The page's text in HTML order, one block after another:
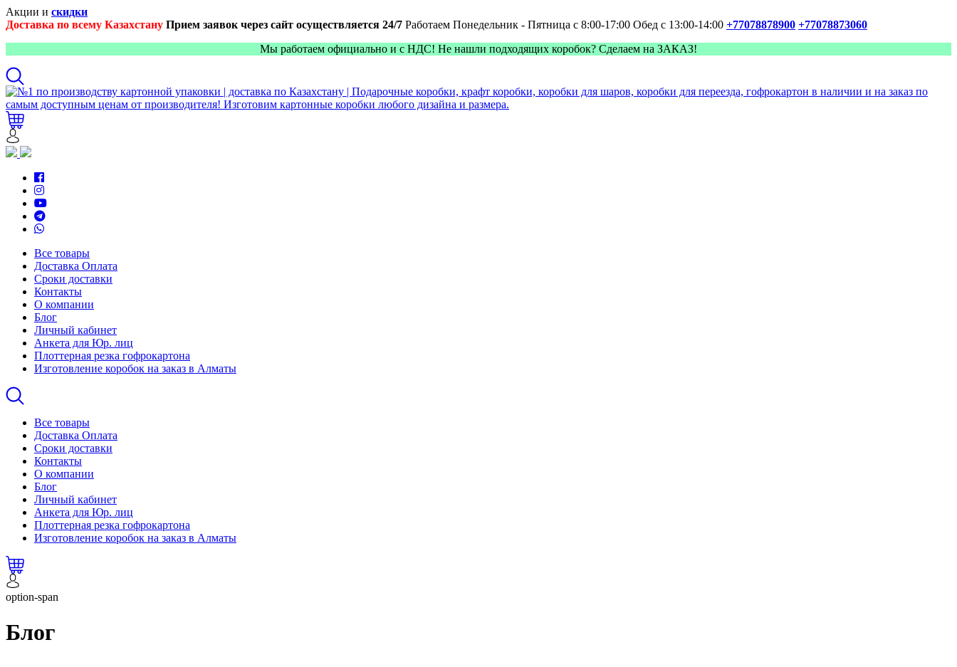
Акции и скидки
Доставка по всему Казахстану Прием заявок через сайт осуществляется 24/7 Работаем Понедельник - Пятница с 8:00-17:00 Обед с 13:00-14:00 +77078878900 +77078873060
Мы работаем официально и с НДС! Не нашли подходящих коробок? Сделаем на ЗАКАЗ!
Все товары
Доставка Оплата
Сроки доставки
Контакты
О компании
Блог
Личный кабинет
Анкета для Юр. лиц
Плоттерная резка гофрокартона
Изготовление коробок на заказ в Алматы
Все товары
Доставка Оплата
Сроки доставки
Контакты
О компании
Блог
Личный кабинет
Анкета для Юр. лиц
Плоттерная резка гофрокартона
Изготовление коробок на заказ в Алматы
option-span
Блог